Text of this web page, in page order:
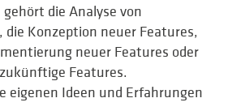
gehört die Analyse von
die Konzeption neuer Features,
neuer Features oder
Features.
eigenen Ideen und Erfahrungen